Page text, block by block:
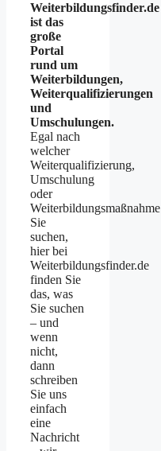
Weiterbildungsfinder.de
ist das
große
Portal
rund um
Weiterbildungen,
Weiterqualifizierungen
und
Umschulungen.
Egal nach
welcher
Weiterqualifizierung,
Umschulung
oder
Weiterbildungsmaßnahme
Sie
suchen,
hier bei
Weiterbildungsfinder.de
finden Sie
das, was
Sie suchen
– und
wenn
nicht,
dann
schreiben
Sie uns
einfach
eine
Nachricht